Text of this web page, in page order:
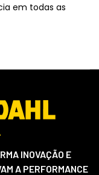
em todas as
INOVAÇÃO E
A PERFORMANCE